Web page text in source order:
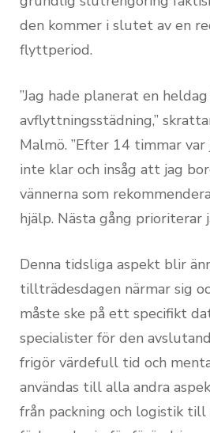
den kommer i slutet av en
flyttperiod.
”Jag hade planerat en
avflyttningsstädning,”
Malmö. ”Efter 14 timmar
inte klar och insåg att jag
vännerna som
hjälp. Nästa gång prioriterar
Denna tidsliga aspekt blir
tillträdesdagen närmar sig
måste ske på ett specifikt
specialister för den
frigör värdefull tid och
användas till alla andra
från packning och logistik